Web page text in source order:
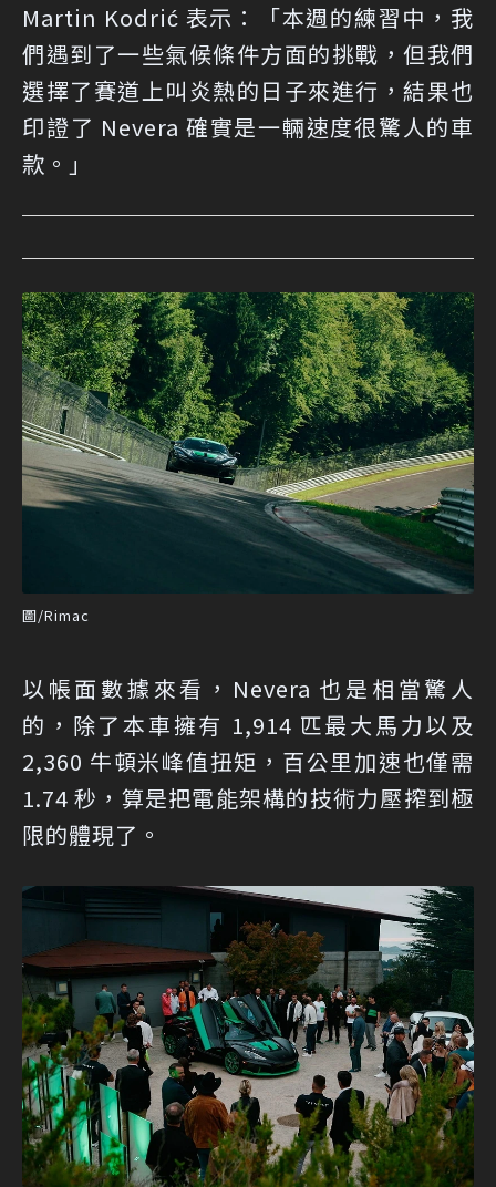
Martin Kodrić 表示：「本週的練習中，我
們遇到了一些氣候條件方面的挑戰，但我們
選擇了賽道上叫炎熱的日子來進行，結果也
印證了 Nevera 確實是一輛速度很驚人的車
款。」
圖/Rimac
以帳面數據來看，Nevera 也是相當驚人
的，除了本車擁有 1,914 匹最大馬力以及
2,360 牛頓米峰值扭矩，百公里加速也僅需
1.74 秒，算是把電能架構的技術力壓搾到極
限的體現了。